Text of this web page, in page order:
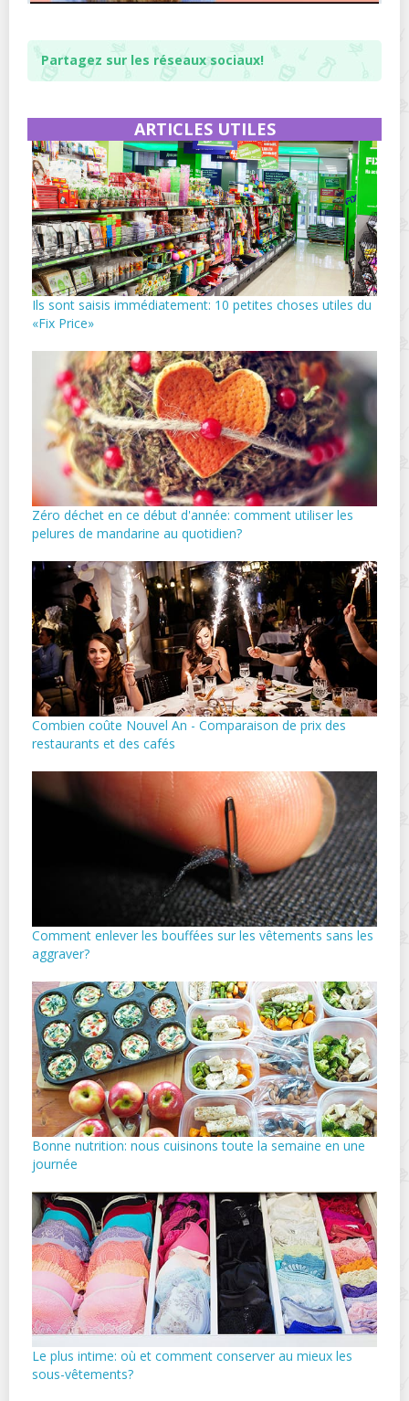
Partagez sur les réseaux sociaux!
ARTICLES UTILES
Ils sont saisis immédiatement: 10 petites choses utiles du
«Fix Price»
Zéro déchet en ce début d'année: comment utiliser les
pelures de mandarine au quotidien?
Combien coûte Nouvel An - Comparaison de prix des
restaurants et des cafés
Comment enlever les bouffées sur les vêtements sans les
aggraver?
Bonne nutrition: nous cuisinons toute la semaine en une
journée
Le plus intime: où et comment conserver au mieux les
sous-vêtements?